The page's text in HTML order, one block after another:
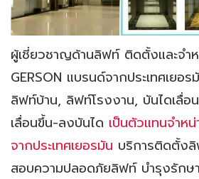
ผู้เชี่ยวชาญด้านลิฟท์ ติดตั้งและจำ
GERSON แบรนด์จากประเทศเยอร
ลิฟท์บ้าน, ลิฟท์โรงงาน, บันไดเลื่อ
เลื่อนขึ้น-ลงบันได เป็นตัวแทนจำห
จากประเทศเยอรมัน บริการติดตั้ง
สอบความปลอดภัยลิฟท์ บำรุงรัก